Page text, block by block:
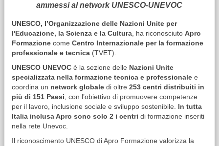
ammessi al network UNESCO-UNEVOC
UNESCO, l’Organizzazione delle Nazioni Unite per
l'Educazione, la Scienza e la Cultura, ha riconosciuto Apro
Formazionecome Centro Internazionale per la formazione
professionale e tecnica(TVET).
UNESCO UNEVOCè la sezione delle Nazioni Unite
specializzata nella formazione tecnica e professionalee
coordina un network globaledi oltre 253 centri distribuiti in
più di 151 Paesi, con l’obiettivo di promuovere competenze
per il lavoro, inclusione sociale e sviluppo sostenibile.
In tutta
Italia inclusa Apro sono solo 2 i centri di formazione inseriti
nella rete Unevoc.
Il riconoscimento UNESCO di Apro Formazione valorizza la